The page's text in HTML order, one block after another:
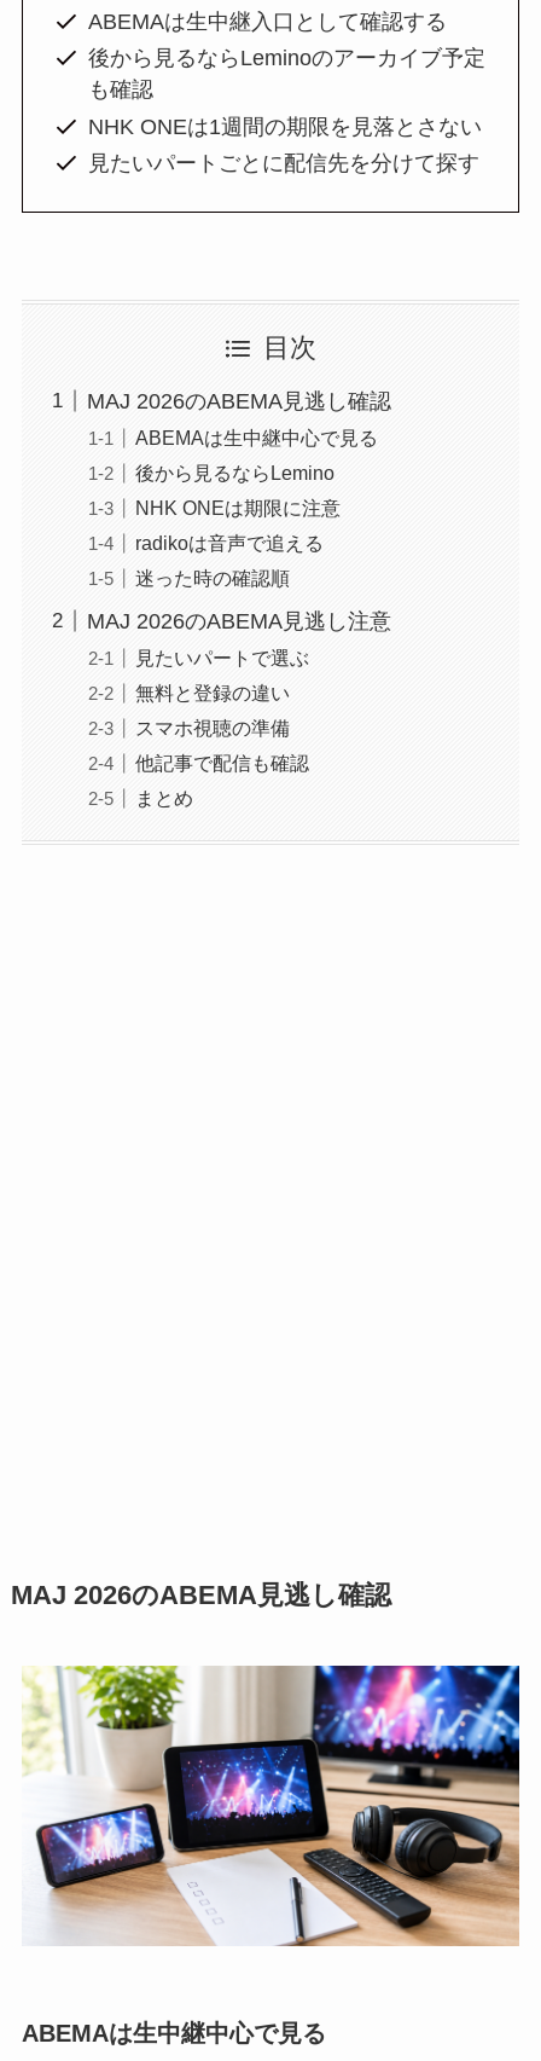
ABEMAは生中継入口として確認する
後から見るならLeminoのアーカイブ予定
も確認
NHK ONEは1週間の期限を見落とさない
見たいパートごとに配信先を分けて探す
目次
MAJ 2026のABEMA見逃し確認
ABEMAは生中継中心で見る
後から見るならLemino
NHK ONEは期限に注意
radikoは音声で追える
迷った時の確認順
MAJ 2026のABEMA見逃し注意
見たいパートで選ぶ
無料と登録の違い
スマホ視聴の準備
他記事で配信も確認
まとめ
MAJ 2026のABEMA見逃し確認
ABEMAは生中継中心で見る